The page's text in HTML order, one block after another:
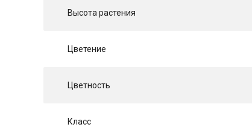
Высота растения
Цветение
Цветность
Класс